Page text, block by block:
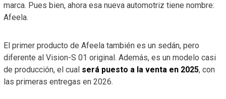
marca. Pues bien, ahora esa nueva automotriz tiene nombre:
Afeela.
El primer producto de Afeela también es un sedán, pero
diferente al Vision-S 01 original. Además, es un modelo casi
de producción, el cual será puesto a la venta en 2025, con
las primeras entregas en 2026.